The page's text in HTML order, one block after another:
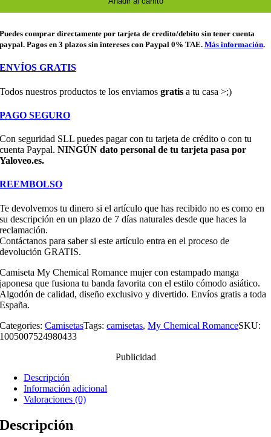
Puedes comprar directamente por tarjeta de credito/debito sin tener cuenta
paypal. Pagos en 3 plazos sin intereses con Paypal 0% TAE.Más información.
ENVÍOS GRATIS
Todos nuestros productos te los enviamosgratis a tu casa >;)
PAGO SEGURO
Con seguridad SLL puedes pagar con tu tarjeta de crédito o con tu
cuenta Paypal.NINGÚN dato personal de tu tarjeta pasa por
Yaloveo.es.
REEMBOLSO
Te devolvemos tu dinero si el artículo que has recibido no es como en
su descripción en un plazo de 7 días naturales desde que haces la
reclamación.
Contáctanos para saber si este artículo entra en el proceso de
devolución GRATIS.
Camiseta My Chemical Romance mujer con estampado manga
japonesa que fusiona tu banda favorita con el estilo cómodo asiático.
Algodón de calidad, diseño exclusivo y divertido. Envíos gratis a toda
España.
Categories:CamisetasTags:camisetas,My Chemical RomanceSKU:
1005007524980433
Publicidad
Descripción
Información adicional
Valoraciones (0)
Descripción